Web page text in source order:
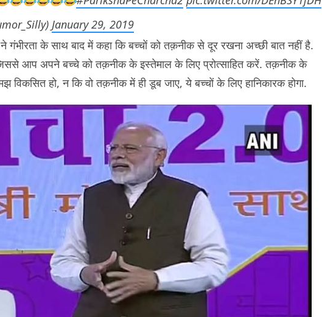
January 29, 2019
ने गंभीरता के साथ बाद में कहा कि बच्चों को तक़नीक से दूर रखना अच्छी बात नहीं है.
आप अपने बच्चे को तक़नीक के इस्तेमाल के लिए प्रोत्साहित करें. तक़नीक के
विकसित हो, न कि वो तक़नीक में ही डूब जाए, ये बच्चों के लिए हानिकारक होगा.